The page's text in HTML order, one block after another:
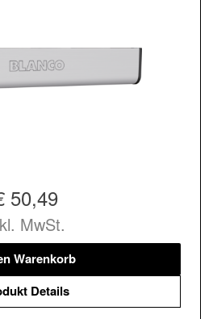
50,49
MwSt.
Warenkorb
Details